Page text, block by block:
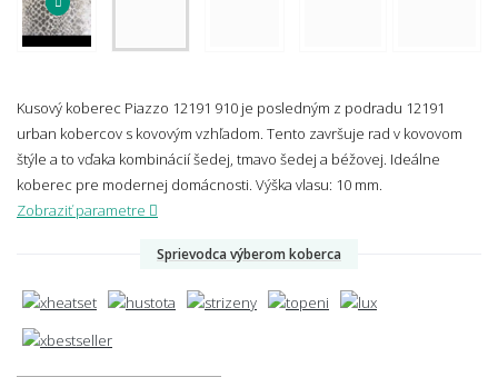
Kusový koberec Piazzo 12191 910 je posledným z podradu 12191
urban kobercov s kovovým vzhľadom. Tento završuje rad v kovovom
štýle a to vďaka kombinácií šedej, tmavo šedej a béžovej. Ideálne
koberec pre modernej domácnosti. Výška vlasu: 10 mm.
Zobraziť parametre
Sprievodca výberom koberca